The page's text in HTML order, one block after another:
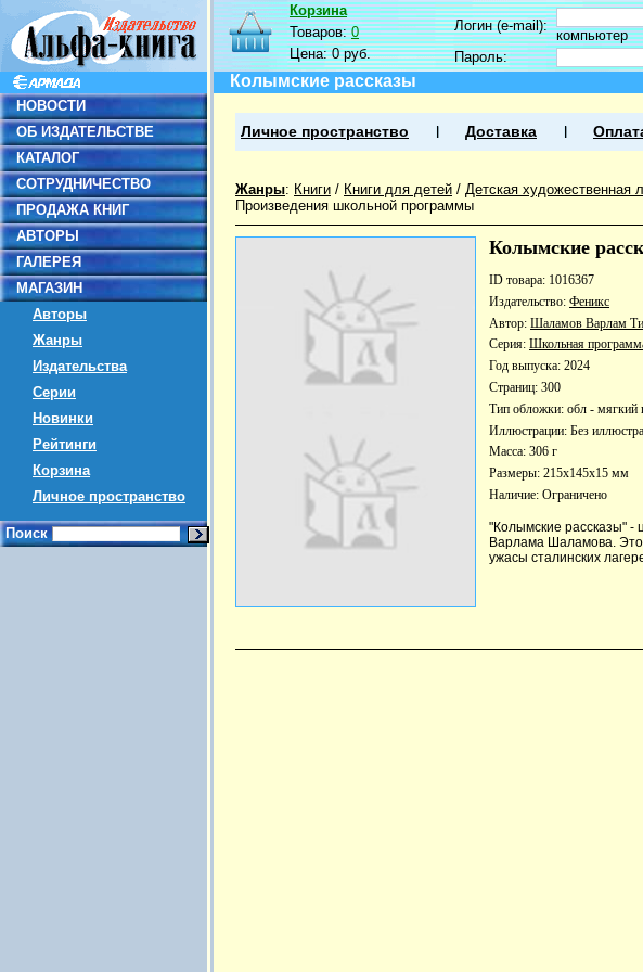
НОВОСТИ
ОБ ИЗДАТЕЛЬСТВЕ
КАТАЛОГ
СОТРУДНИЧЕСТВО
ПРОДАЖА КНИГ
АВТОРЫ
ГАЛЕРЕЯ
МАГАЗИН
Авторы
Жанры
Издательства
Серии
Новинки
Рейтинги
Корзина
Личное пространство
Поиск
Корзина
Товаров:0
Цена:0 руб.
Логин (e-mail):
компьютер
Пароль:
Колымские рассказы
Личное пространство Доставка
Жанры: Книги / Книги для детей / Детская художественная
Произведения школьной программы
Колымские
ID товара: 1016367
Издательство: Феникс
Автор: Шаламов Варлам
Серия: Школьная
Год выпуска: 2024
Страниц: 300
Тип обложки: обл - мягкий
Иллюстрации: Без
Масса: 306 г
Размеры: 215x145x15 мм
Наличие: Ограничено
"Колымские рассказы" -
Варлама Шаламова. Это
ужасы сталинских